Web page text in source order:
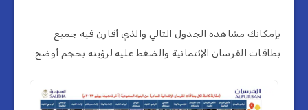
بإمكانك مشاهدة الجدول التالي والذي أقارن فيه جميع
بطاقات الفرسان الإئتمانية والضغط عليه لرؤيته بحجم أوضح: